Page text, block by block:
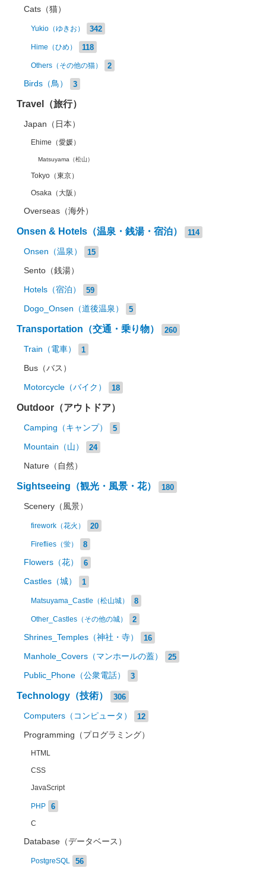
Cats（猫）
Yukio（ゆきお） 342
Hime（ひめ） 118
Others（その他の猫） 2
Birds（鳥） 3
Travel（旅行）
Japan（日本）
Ehime（愛媛）
Matsuyama（松山）
Tokyo（東京）
Osaka（大阪）
Overseas（海外）
Onsen & Hotels（温泉・銭湯・宿泊） 114
Onsen（温泉） 15
Sento（銭湯）
Hotels（宿泊） 59
Dogo_Onsen（道後温泉） 5
Transportation（交通・乗り物） 260
Train（電車） 1
Bus（バス）
Motorcycle（バイク） 18
Outdoor（アウトドア）
Camping（キャンプ） 5
Mountain（山） 24
Nature（自然）
Sightseeing（観光・風景・花） 180
Scenery（風景）
firework（花火） 20
Fireflies（蛍） 8
Flowers（花） 6
Castles（城） 1
Matsuyama_Castle（松山城） 8
Other_Castles（その他の城） 2
Shrines_Temples（神社・寺） 16
Manhole_Covers（マンホールの蓋） 25
Public_Phone（公衆電話） 3
Technology（技術） 306
Computers（コンピュータ） 12
Programming（プログラミング）
HTML
CSS
JavaScript
PHP 6
C
Database（データベース）
PostgreSQL 56